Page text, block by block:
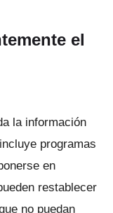
el
la información
programas
en
restablecer
no puedan